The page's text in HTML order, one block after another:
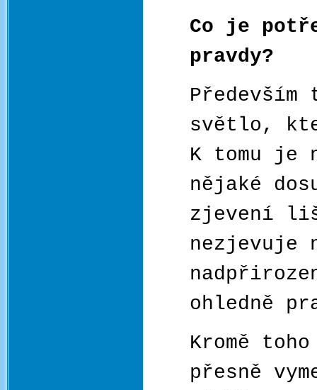
Co je
pravdy?
světlo,
K tomu je
nějaké
zjevení
nezjevuje
ohledně
Kromě
přesně